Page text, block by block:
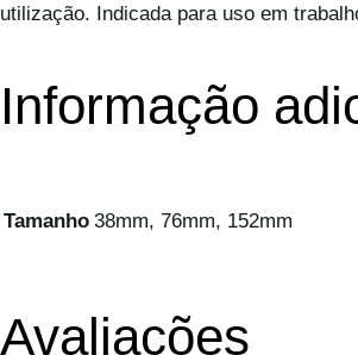
utilização. Indicada para uso em
Informação
Tamanho 38mm, 76mm, 152mm
Avaliações